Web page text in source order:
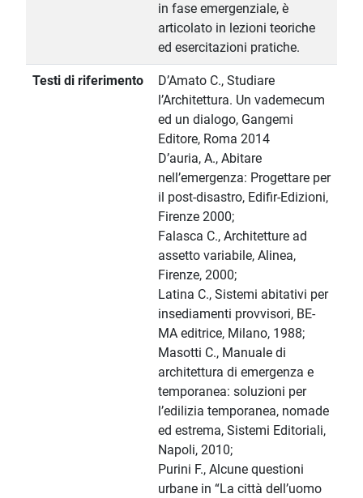
in fase emergenziale, è
articolato in lezioni teoriche
ed esercitazioni pratiche.
Testi di riferimento
D’Amato C., Studiare
l’Architettura. Un vademecum
ed un dialogo, Gangemi
Editore, Roma 2014
D’auria, A., Abitare
nell’emergenza: Progettare per
il post-disastro, Edifir-Edizioni,
Firenze 2000;
Falasca C., Architetture ad
assetto variabile, Alinea,
Firenze, 2000;
Latina C., Sistemi abitativi per
insediamenti provvisori, BE-
MA editrice, Milano, 1988;
Masotti C., Manuale di
architettura di emergenza e
temporanea: soluzioni per
l’edilizia temporanea, nomade
ed estrema, Sistemi Editoriali,
Napoli, 2010;
Purini F., Alcune questioni
urbane in “La città dell’uomo